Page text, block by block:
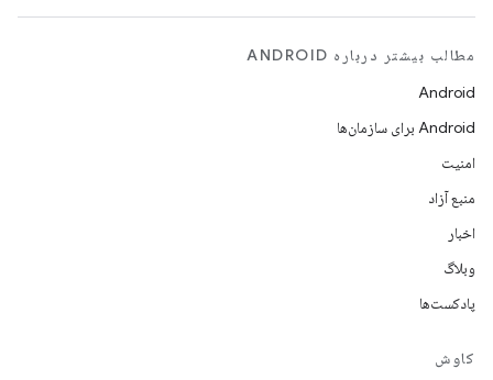
مطالب بیشتر درباره ANDROID
Android
Android برای سازمان‌ها
امنیت
منبع آزاد
اخبار
وبلاگ
پادکست‌ها
کاوش